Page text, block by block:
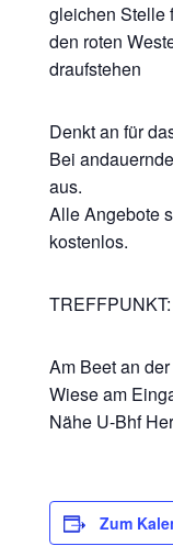
gleichen Stelle
den roten
draufstehen
Denkt an für
Bei
aus.
Alle Angebote
kostenlos.
TREFFPUNKT:
Am Beet an
Wiese am
Nähe U-Bhf
Zum